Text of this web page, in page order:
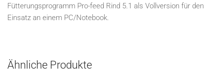
Fütterungsprogramm Pro-feed Rind 5.1 als Vollversion für den
Einsatz an einem PC/Notebook.
Ähnliche Produkte